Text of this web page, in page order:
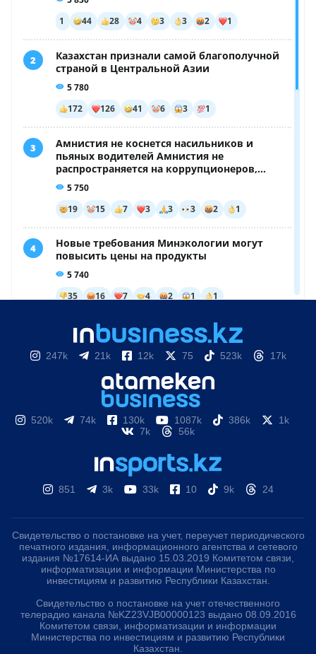
247k 21k 12k 75 523k 17k
520k 74k 130k 1087k 386k
1k
7k
56k
851 3k 33k 10 9k 24
Свидетельство о постановке на учет, переучет периодического
печатного издания, информационного агентства и сетевого
издания №17614-ИА выдано 15.03.2019 Комитетом связи,
информатизации и информации Министерства по
инвестициям и развитию Республики Казахстан.
Свидетельство о постановке на учет отечественного
телерадио канала №KZ23VJB00000123 выдано 08.09.2016
Комитетом связи, информатизации и информации
Министерства по инвестициям и развитию Республики
Казахстан.